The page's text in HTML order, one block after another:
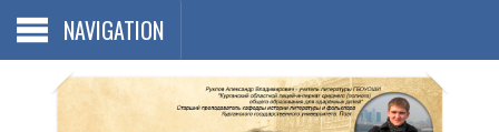
NAVIGATION